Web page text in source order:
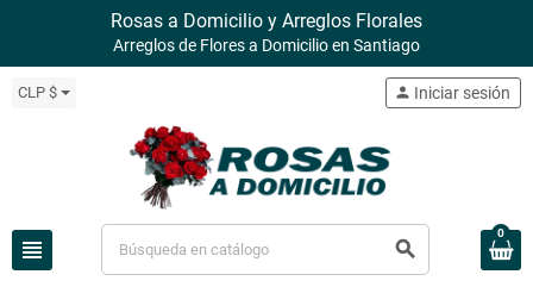
Rosas a Domicilio y Arreglos Florales
Arreglos de Flores a Domicilio en Santiago
CLP $
view_headline search
person Iniciar sesión
0